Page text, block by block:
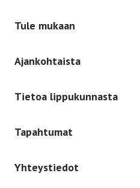
Tule mukaan
Ajankohtaista
Tietoa lippukunnasta
Tapahtumat
Yhteystiedot